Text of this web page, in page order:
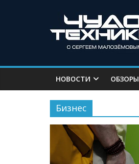
НОВОСТИ ОБЗОРЫ
Бизнес